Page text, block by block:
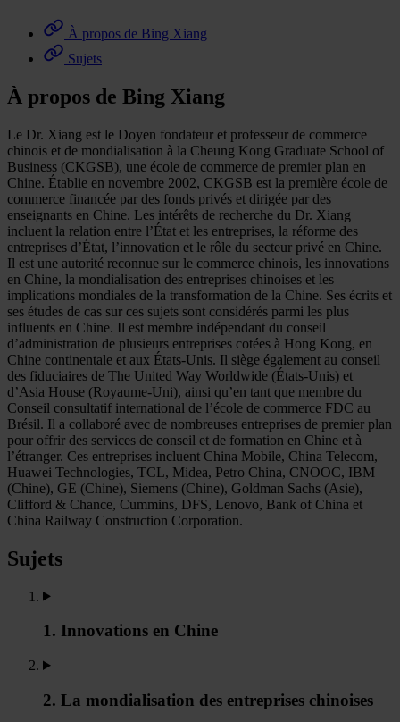
À propos de Bing Xiang
Sujets
À propos de Bing Xiang
Le Dr. Xiang est le Doyen fondateur et professeur de commerce
chinois et de mondialisation à la Cheung Kong Graduate School of
Business (CKGSB), une école de commerce de premier plan en
Chine. Établie en novembre 2002, CKGSB est la première école de
commerce financée par des fonds privés et dirigée par des
enseignants en Chine. Les intérêts de recherche du Dr. Xiang
incluent la relation entre l’État et les entreprises, la réforme des
entreprises d’État, l’innovation et le rôle du secteur privé en Chine.
Il est une autorité reconnue sur le commerce chinois, les innovations
en Chine, la mondialisation des entreprises chinoises et les
implications mondiales de la transformation de la Chine. Ses écrits et
ses études de cas sur ces sujets sont considérés parmi les plus
influents en Chine. Il est membre indépendant du conseil
d’administration de plusieurs entreprises cotées à Hong Kong, en
Chine continentale et aux États-Unis. Il siège également au conseil
des fiduciaires de The United Way Worldwide (États-Unis) et
d’Asia House (Royaume-Uni), ainsi qu’en tant que membre du
Conseil consultatif international de l’école de commerce FDC au
Brésil. Il a collaboré avec de nombreuses entreprises de premier plan
pour offrir des services de conseil et de formation en Chine et à
l’étranger. Ces entreprises incluent China Mobile, China Telecom,
Huawei Technologies, TCL, Midea, Petro China, CNOOC, IBM
(Chine), GE (Chine), Siemens (Chine), Goldman Sachs (Asie),
Clifford & Chance, Cummins, DFS, Lenovo, Bank of China et
China Railway Construction Corporation.
Sujets
1. Innovations en Chine
2. La mondialisation des entreprises chinoises